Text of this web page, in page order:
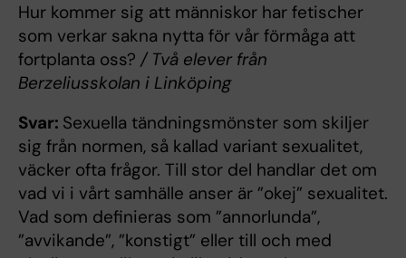
Hur kommer sig att människor har fetischer
som verkar sakna nytta för vår förmåga att
fortplanta oss? / Två elever från
Berzeliusskolan i Linköping
Svar: Sexuella tändningsmönster som skiljer
sig från normen, så kallad variant sexualitet,
väcker ofta frågor. Till stor del handlar det om
vad vi i vårt samhälle anser är ”okej” sexualitet.
Vad som definieras som ”annorlunda”,
”avvikande”, ”konstigt” eller till och med